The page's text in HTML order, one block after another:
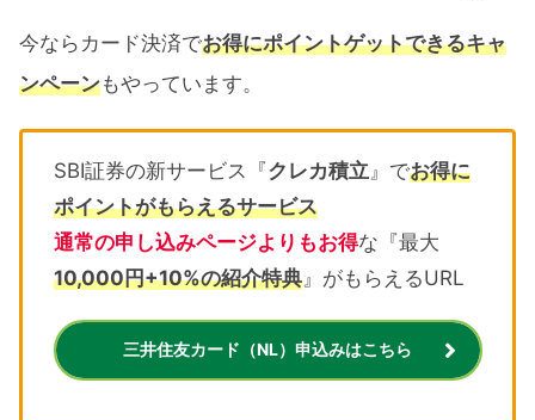
今ならカード決済でお得にポイントゲットできるキャ
ンペーンもやっています。
SBI証券の新サービス『クレカ積立 』でお得に
ポイントがもらえるサービス
通常の申し込みページよりもお得な『最大
10,000円+10%の紹介特典』がもらえるURL
三井住友カード（NL）申込みはこちら